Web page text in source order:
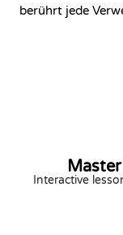
berührt jede
Interactive